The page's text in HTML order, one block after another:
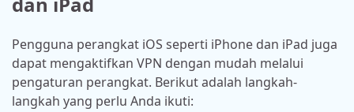
Pengguna perangkat iOS seperti iPhone dan iPad juga
dapat mengaktifkan VPN dengan mudah melalui
pengaturan perangkat. Berikut adalah langkah-
langkah yang perlu Anda ikuti: